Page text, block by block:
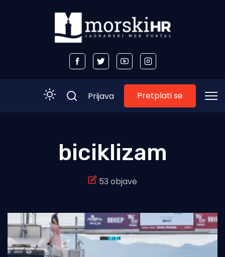
Morski plus
Otoci
Turizam i nautika
Prijava Pretplati se
biciklizam
53 objave